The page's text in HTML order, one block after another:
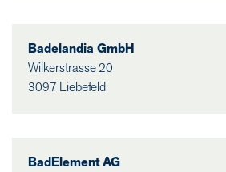
Badelandia GmbH
Wilkerstrasse 20
3097 Liebefeld
BadElement AG